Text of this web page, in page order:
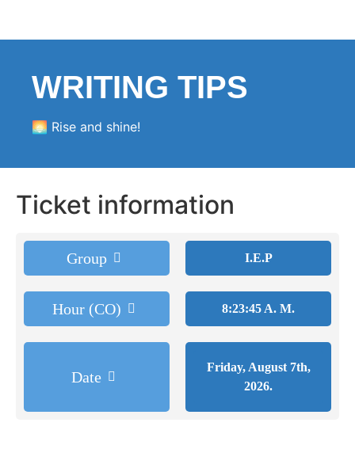
WRITING TIPS
🌅 Rise and shine!
Ticket information
Group
Hour (CO)
Date
I.E.P
8:23:45 A. M.
Friday, August 7th,
2026.